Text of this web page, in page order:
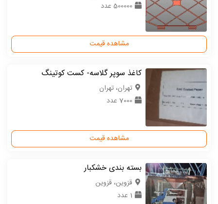
500000 عدد
مشاهده قیمت
کاغذ سوپر گلاسه- کست کوتینگ
تهران، تهران
7000 عدد
مشاهده قیمت
بسته بندی خشکبار
قزوین، قزوین
1 عدد